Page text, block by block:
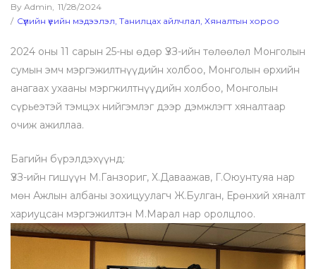
By Admin Posted
on
11/28/2024
Posted
Сүүлийн үеийн мэдээлэл Танилцах айлчлал Хяналтын хороо
2024 оны 11 сарын 25-ны өдөр ҮЗЗ-ийн төлөөлөл Монголын
сумын эмч мэргэжилтнүүдийн холбоо, Монголын өрхийн
анагаах ухааны мэргжилтнүүдийн холбоо, Монголын
сүрьеэтэй тэмцэх нийгэмлэг дээр дэмжлэгт хяналтаар
очиж ажиллаа.
Багийн бүрэлдэхүүнд:
ҮЗЗ-ийн гишүүн М.Ганзориг, Х.Даваажав, Г.Оюунтуяа нар
мөн Ажлын албаны зохицуулагч Ж.Булган, Ерөнхий хяналт
хариуцсан мэргэжилтэн М.Марал нар оролцлоо.